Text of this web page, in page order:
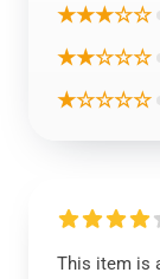
★★★☆☆
★★☆☆☆
★☆☆☆☆
This item is